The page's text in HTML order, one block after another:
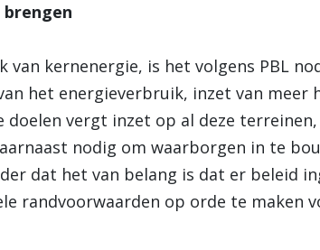
kernenergie, is het volgens PBL
het energieverbruik, inzet van meer
doelen vergt inzet op al deze
nodig om waarborgen in te
dat het van belang is dat er beleid
randvoorwaarden op orde te maken